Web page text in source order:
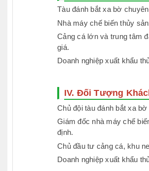
Tàu đánh bắt xa bờ
Nhà máy chế biến thủy
Cảng cá lớn và trung tâm
giá.
Doanh nghiệp xuất khẩu
IV. Đối Tượng
Chủ đội tàu đánh bắt xa
Giám đốc nhà máy chế
định.
Chủ đầu tư cảng cá, khu
Doanh nghiệp xuất khẩu